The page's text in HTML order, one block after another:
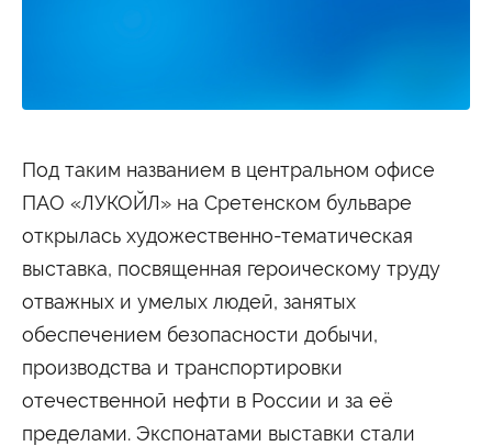
Статьи
Фотогалерея
Второе высшее
Формы обучения
Заочная форма обучения
Мероприятия
Под таким названием в центральном офисе
ПАО «ЛУКОЙЛ» на Сретенском бульваре
открылась художественно-тематическая
выставка, посвященная героическому труду
отважных и умелых людей, занятых
обеспечением безопасности добычи,
производства и транспортировки
отечественной нефти в России и за её
пределами. Экспонатами выставки стали